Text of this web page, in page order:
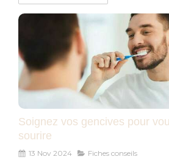
Soignez vos gencives pour
sourire
13 Nov 2024 Fiches conseils